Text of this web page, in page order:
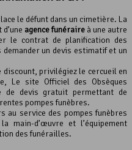
le défunt dans un cimetière. La
agence funéraire à une autre
le contrat de planification des
un devis estimatif et un
discount, privilégiez le cercueil en
Le site Officiel des Obsèques
de devis gratuit permettant de
pompes funèbres.
au service des pompes funèbres
main-d’œuvre et l’équipement
des funérailles.